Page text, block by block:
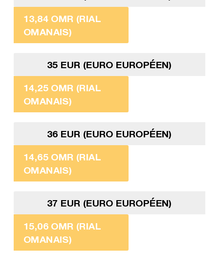
13,84 OMR (RIAL
OMANAIS)
35 EUR (EURO EUROPÉEN)
14,25 OMR (RIAL
OMANAIS)
36 EUR (EURO EUROPÉEN)
14,65 OMR (RIAL
OMANAIS)
37 EUR (EURO EUROPÉEN)
15,06 OMR (RIAL
OMANAIS)